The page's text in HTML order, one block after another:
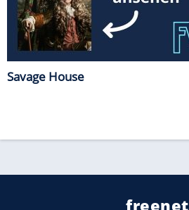
Savage House
freenet